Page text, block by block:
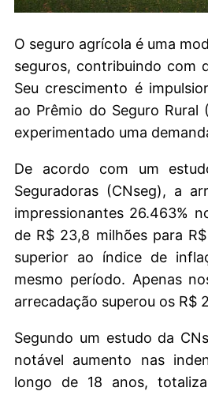
O seguro agrícola é uma
seguros, contribuindo com
Seu crescimento é
ao Prêmio do Seguro Rural
experimentado uma
De acordo com um
Seguradoras (CNseg), a
impressionantes 26.463%
de R$ 23,8 milhões para
superior ao índice de
mesmo período. Apenas
arrecadação superou os R$
Segundo um estudo da
notável aumento nas
longo de 18 anos,